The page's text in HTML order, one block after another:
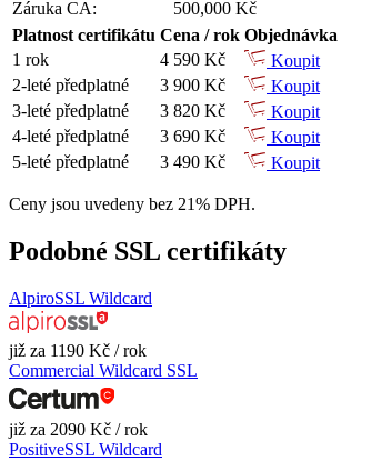
Záruka CA:
500,000 Kč
Platnost certifikátu Cena / rok Objednávka
1 rok
4 590 Kč
Koupit
2-leté předplatné
3 900 Kč
Koupit
3-leté předplatné
3 820 Kč
Koupit
4-leté předplatné
3 690 Kč
Koupit
5-leté předplatné
3 490 Kč Koupit
Ceny jsou uvedeny bez 21% DPH.
Podobné SSL certifikáty
AlpiroSSL Wildcard
již za 1190 Kč / rok
Commercial Wildcard SSL
již za 2090 Kč / rok
PositiveSSL Wildcard